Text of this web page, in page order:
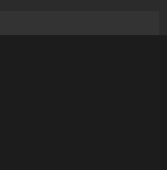
August